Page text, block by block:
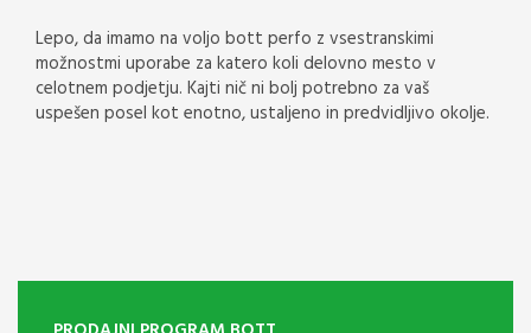
Lepo, da imamo na voljo bott perfo z vsestranskimi
možnostmi uporabe za katero koli delovno mesto v
celotnem podjetju. Kajti nič ni bolj potrebno za vaš
uspešen posel kot enotno, ustaljeno in predvidljivo okolje.